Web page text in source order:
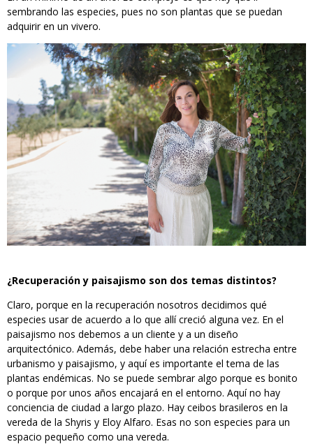
sembrando las especies, pues no son plantas que se puedan
adquirir en un vivero.
¿Recuperación y paisajismo son dos temas distintos?
Claro, porque en la recuperación nosotros decidimos qué
especies usar de acuerdo a lo que allí creció alguna vez. En el
paisajismo nos debemos a un cliente y a un diseño
arquitectónico. Además, debe haber una relación estrecha entre
urbanismo y paisajismo, y aquí es importante el tema de las
plantas endémicas. No se puede sembrar algo porque es bonito
o porque por unos años encajará en el entorno. Aquí no hay
conciencia de ciudad a largo plazo. Hay ceibos brasileros en la
vereda de la Shyris y Eloy Alfaro. Esas no son especies para un
espacio pequeño como una vereda.